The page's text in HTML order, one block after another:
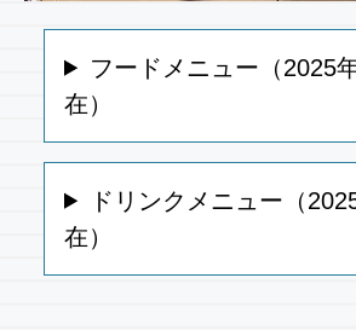
フードメニュー（2025
在）
ドリンクメニュー（
在）